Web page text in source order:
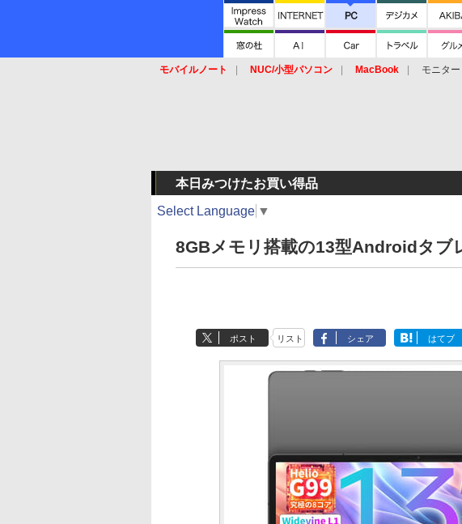
モバイルノート NUC/小型パソコン MacBook モニター
本日みつけたお買い得品
Select Language ▼
8GBメモリ搭載の13型Androidタブ
ポスト リスト シェア はてブ